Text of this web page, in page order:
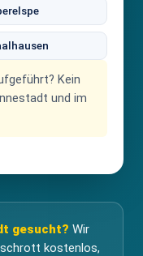
Kein
und im
gesucht? Wir
kostenlos,